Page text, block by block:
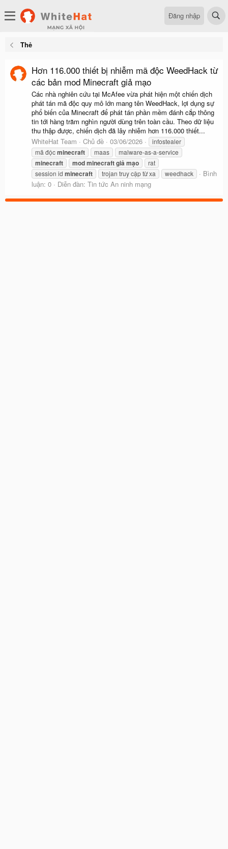
Đăng nhập
Thẻ
Hơn 116.000 thiết bị nhiễm mã độc WeedHack từ
các bản mod Minecraft giả mạo
Các nhà nghiên cứu tại McAfee vừa phát hiện một chiến dịch
phát tán mã độc quy mô lớn mang tên WeedHack, lợi dụng sự
phổ biến của Minecraft để phát tán phần mềm đánh cắp thông
tin tới hàng trăm nghìn người dùng trên toàn cầu. Theo dữ liệu
thu thập được, chiến dịch đã lây nhiễm hơn 116.000 thiết...
WhiteHat Team
Chủ đề 03/06/2026
infostealer
mã độcminecraft maas malware-as-a-service
minecraft modminecraftgiả mạo
rat
session id minecraft trojan truy cập từ xa weedhack
Bình
luận: 0
Diễn đàn: Tin tức An ninh mạng